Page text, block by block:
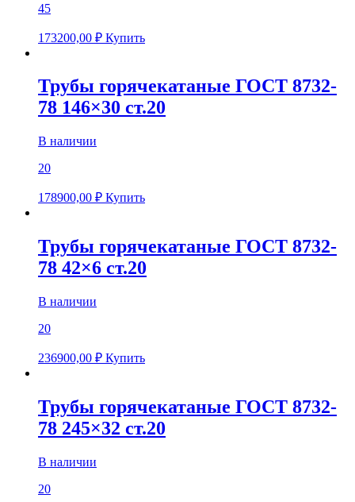
45
173200,00 ₽ Купить
Трубы горячекатаные ГОСТ 8732-
78 146×30 ст.20
В наличии
20
178900,00 ₽ Купить
Трубы горячекатаные ГОСТ 8732-
78 42×6 ст.20
В наличии
20
236900,00 ₽ Купить
Трубы горячекатаные ГОСТ 8732-
78 245×32 ст.20
В наличии
20